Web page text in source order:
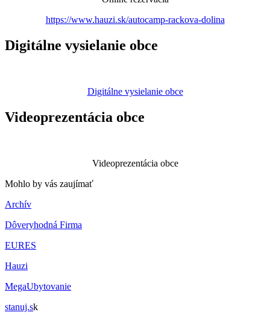
https://www.hauzi.sk/autocamp-rackova-dolina
Digitálne vysielanie obce
Digitálne vysielanie obce
Videoprezentácia obce
Videoprezentácia obce
Mohlo by vás zaujímať
Archív
Dôveryhodná Firma
EURES
Hauzi
MegaUbytovanie
stanuj.sk